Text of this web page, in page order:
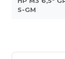
S-GM